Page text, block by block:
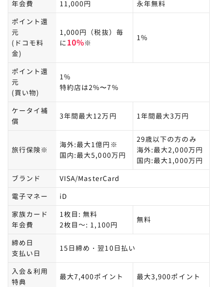
dカード GOLDで損する人の特徴
ドコモの携帯料金が安い人は損をしやすい
dカード GOLDは家族カード未発行だと損をする
dカード GOLDとドコモ光が紐づいていないと損を
dカード GOLDをドコモの支払いだけに使うと損を
する
4 dカード GOLDで得する人の特徴
携帯電話や光回線がドコモの人
ahamoに変える予定の人は元を取れる
クレジットカードを積極的に使える人
新料金プラン ドコモポイ活MAX / ドコモポイ
活20でさらに得する
年会費
11,000円
永年無料
ポイント還
元
(ドコモ料
金)
1,000円（税抜）毎
に10%※
1%
ポイント還
元
(買い物)
1%
特約店は2%〜7%
ケータイ補
償
3年間最大12万円 1年間最大3万円
旅行保険※
海外:最大1億円※
国内:最大5,000万円
29歳以下の方のみ
海外:最大2,000万円
国内:最大1,000万円
ブランド
VISA/MasterCard
電子マネー
iD
家族カード
年会費
1枚目: 無料
2枚目～: 1,100円
無料
締め日
支払い日
15日締め・翌10日払い
入会＆利用
特典
最大7,400ポイント 最大3,900ポイント